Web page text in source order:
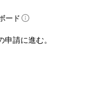
ード
請に進む。